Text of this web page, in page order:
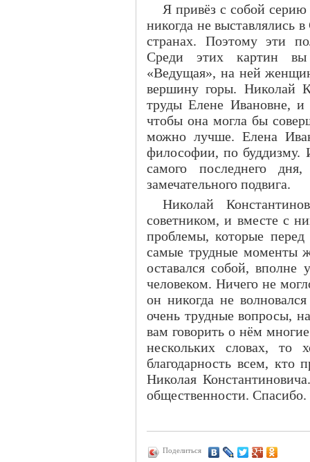
Я привёз с собой
никогда не выставлялись
странах. Поэтому эти
Среди этих картин вы
«Ведущая», на ней
вершину горы. Николай
труды Елене Ивановне, и
чтобы она могла бы
можно лучше. Елена
философии, по буддизму.
самого последнего
замечательного подвига.
Николай
советником, и вместе с
проблемы, которые
самые трудные моменты
оставался собой,
человеком. Ничего не
он никогда не
очень трудные вопросы,
вам говорить о нём
нескольких словах, то
благодарность всем, кто
Николая
общественности. Спасибо.
Поделиться